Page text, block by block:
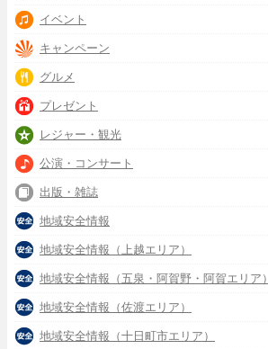
イベント
キャンペーン
グルメ
プレゼント
レジャー・観光
公演・コンサート
出版・雑誌
地域安全情報
地域安全情報（上越エリア）
地域安全情報（五泉・阿賀野・阿賀エリア）
地域安全情報（佐渡エリア）
地域安全情報（十日町市エリア）